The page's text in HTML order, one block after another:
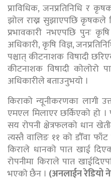
प्राविधिक, जनप्रतिनिधि र
झोल राख्न सुझाएपछि कृषकले
प्रभावकारी नभएपछि पुनः
अधिकारी, कृषि विज्ञ,
पश्चात् कीटनाशक विषादी
कीटनाशक विषादी कोलोरो
अधिकारीले बताउनुभयो ।
किराको न्यूनीकरणका लागी
एमएल मिलाएर छर्किएको हो
सय रोपनी क्षेत्रफलको धान
त्यस्तै वालिङ ११ को डौँवा
किराले धानको पात खाई
रोपनीमा किराले पात
भएको छैन । (अनलाईन रेडियो